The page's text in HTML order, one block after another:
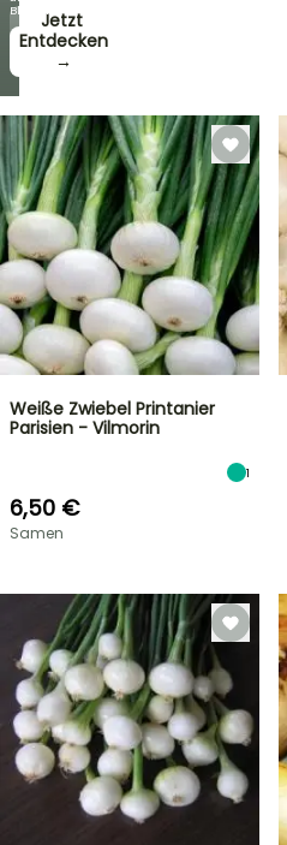
Jetzt
zugreifen!
→
Blüten!
Entdecken
→
Weiße Zwiebel Printanier
Parisien - Vilmorin
1
6,50 €
Samen